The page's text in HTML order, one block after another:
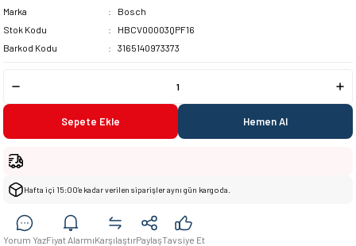
Marka
Bosch
Stok Kodu
HBCV00003QPF16
Barkod Kodu
3165140973373
Sepete Ekle Hemen Al
Hafta içi 15:00’e kadar verilen siparişler aynı gün kargoda.
Yorum YazFiyat AlarmıKarşılaştırPaylaşTavsiye Et